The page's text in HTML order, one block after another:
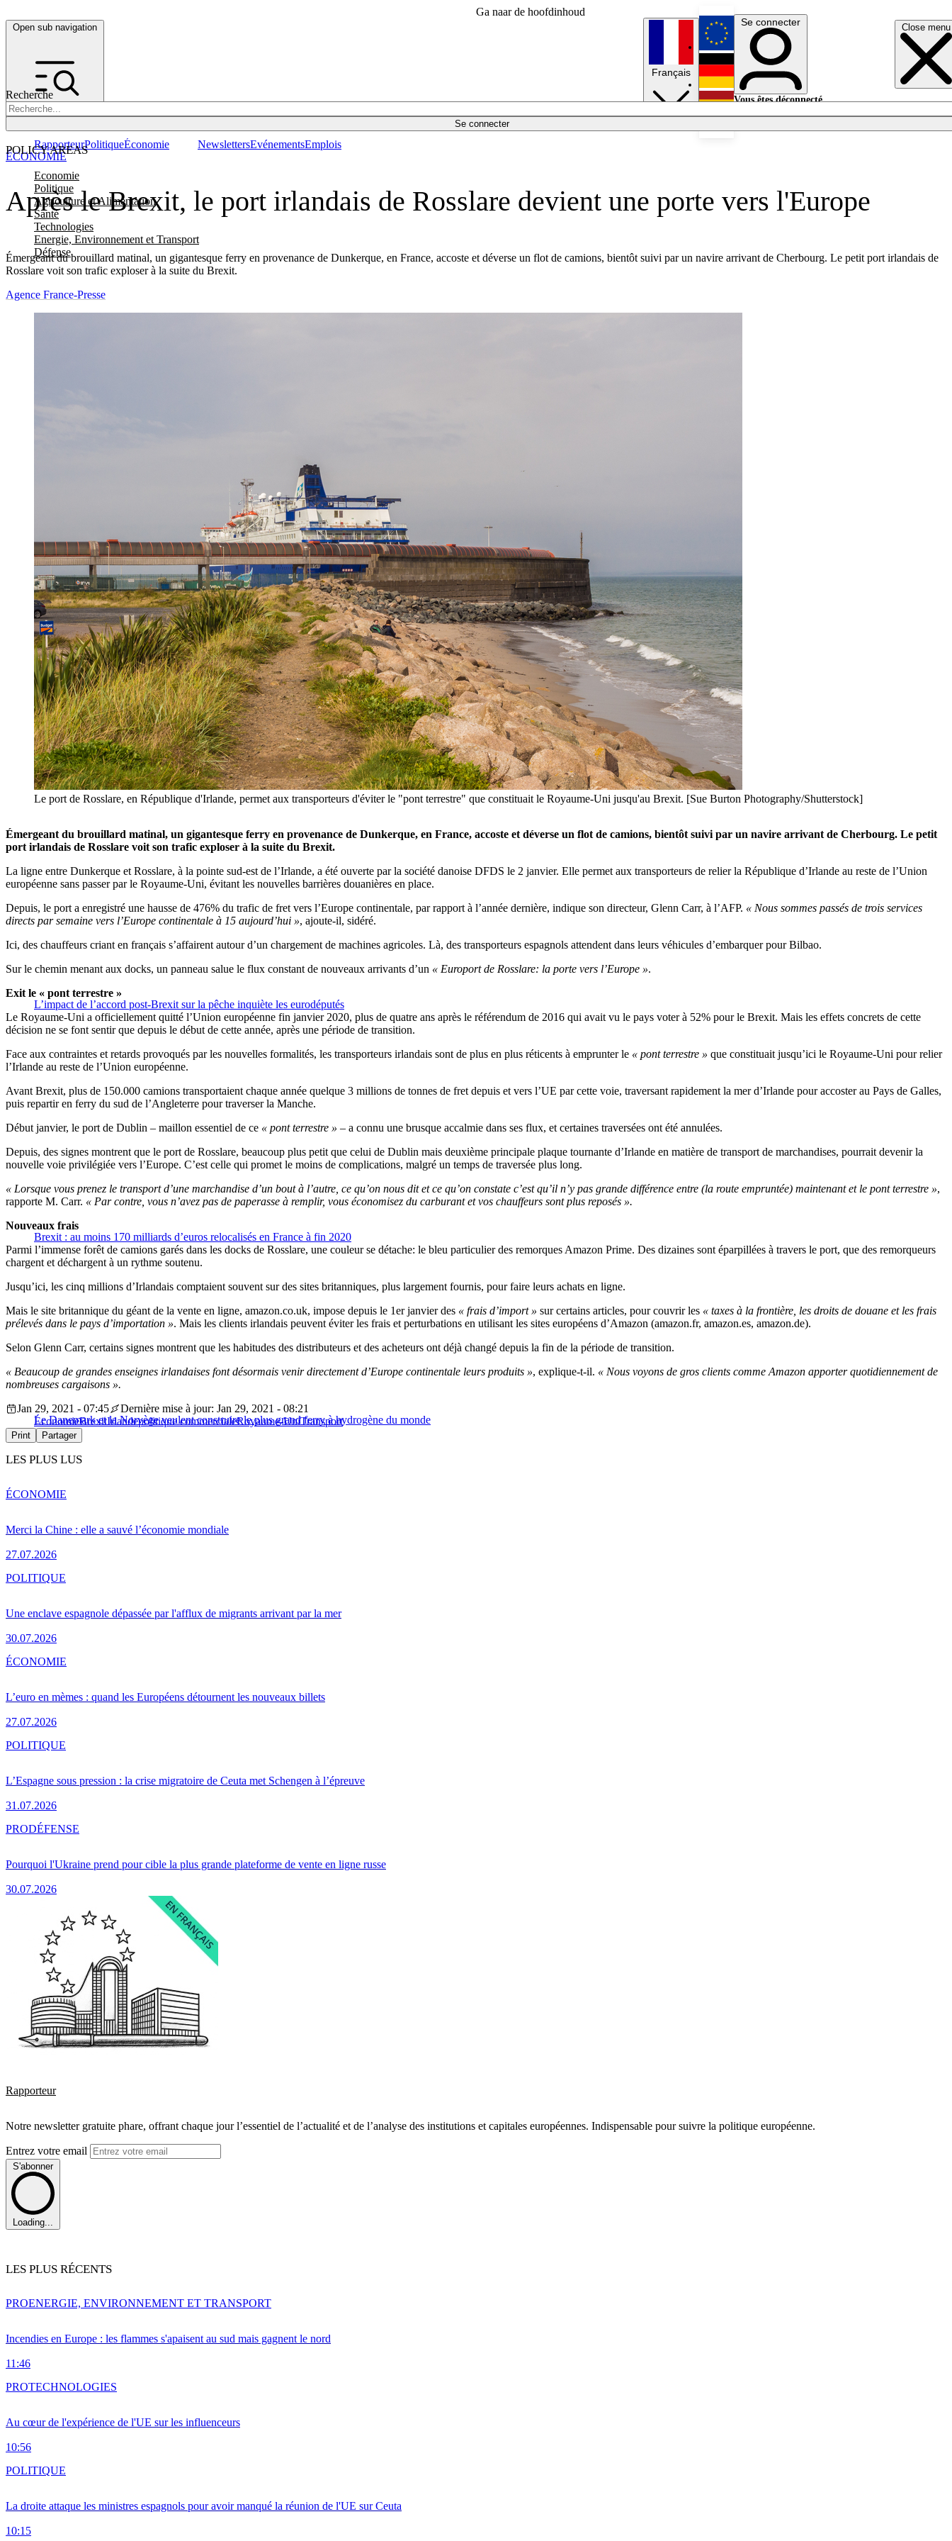
Ga naar de hoofdinhoud
Open sub navigation Close menu
Recherche
Se connecter
POLICY AREAS
Economie
Politique
Agriculture et Alimentation
Santé
Technologies
Energie, Environnement et Transport
Défense
RapporteurPolitiqueÉconomie NewslettersEvénementsEmplois
Français
English
Deutsch
Se connecter
Vous êtes déconnecté.
Après le Brexit, le port irlandais de Rosslare devient une porte vers l'Europe
Émergeant du brouillard matinal, un gigantesque ferry en provenance de Dunkerque, en France, accoste et déverse un flot de camions, bientôt suivi par un navire arrivant de Cherbourg. Le petit port irlandais de
Rosslare voit son trafic exploser à la suite du Brexit.
ÉCONOMIE
Agence France-Presse
Le port de Rosslare, en République d'Irlande, permet aux transporteurs d'éviter le "pont terrestre" que constituait le Royaume-Uni jusqu'au Brexit. [Sue Burton Photography/Shutterstock]
Émergeant du brouillard matinal, un gigantesque ferry en provenance de Dunkerque, en France, accoste et déverse un flot de camions, bientôt suivi par un navire arrivant de Cherbourg. Le petit
port irlandais de Rosslare voit son trafic exploser à la suite du Brexit.
La ligne entre Dunkerque et Rosslare, à la pointe sud-est de l’Irlande, a été ouverte par la société danoise DFDS le 2 janvier. Elle permet aux transporteurs de relier la République d’Irlande au reste de l’Union
européenne sans passer par le Royaume-Uni, évitant les nouvelles barrières douanières en place.
Depuis, le port a enregistré une hausse de 476% du trafic de fret vers l’Europe continentale, par rapport à l’année dernière, indique son directeur, Glenn Carr, à l’AFP. « Nous sommes passés de trois services
directs par semaine vers l’Europe continentale à 15 aujourd’hui », ajoute-il, sidéré.
Ici, des chauffeurs criant en français s’affairent autour d’un chargement de machines agricoles. Là, des transporteurs espagnols attendent dans leurs véhicules d’embarquer pour Bilbao.
Sur le chemin menant aux docks, un panneau salue le flux constant de nouveaux arrivants d’un « Europort de Rosslare: la porte vers l’Europe ».
L’impact de l’accord post-Brexit sur la pêche inquiète les eurodéputés
Exit le « pont terrestre »
Le Royaume-Uni a officiellement quitté l’Union européenne fin janvier 2020, plus de quatre ans après le référendum de 2016 qui avait vu le pays voter à 52% pour le Brexit. Mais les effets concrets de cette
décision ne se font sentir que depuis le début de cette année, après une période de transition.
Face aux contraintes et retards provoqués par les nouvelles formalités, les transporteurs irlandais sont de plus en plus réticents à emprunter le « pont terrestre » que constituait jusqu’ici le Royaume-Uni pour relier
l’Irlande au reste de l’Union européenne.
Avant Brexit, plus de 150.000 camions transportaient chaque année quelque 3 millions de tonnes de fret depuis et vers l’UE par cette voie, traversant rapidement la mer d’Irlande pour accoster au Pays de Galles,
puis repartir en ferry du sud de l’Angleterre pour traverser la Manche.
Début janvier, le port de Dublin – maillon essentiel de ce « pont terrestre » – a connu une brusque accalmie dans ses flux, et certaines traversées ont été annulées.
Depuis, des signes montrent que le port de Rosslare, beaucoup plus petit que celui de Dublin mais deuxième principale plaque tournante d’Irlande en matière de transport de marchandises, pourrait devenir la
nouvelle voie privilégiée vers l’Europe. C’est celle qui promet le moins de complications, malgré un temps de traversée plus long.
« Lorsque vous prenez le transport d’une marchandise d’un bout à l’autre, ce qu’on nous dit et ce qu’on constate c’est qu’il n’y pas grande différence entre (la route empruntée) maintenant et le pont terrestre »,
rapporte M. Carr. « Par contre, vous n’avez pas de paperasse à remplir, vous économisez du carburant et vos chauffeurs sont plus reposés ».
Brexit : au moins 170 milliards d’euros relocalisés en France à fin 2020
Nouveaux frais
Parmi l’immense forêt de camions garés dans les docks de Rosslare, une couleur se détache: le bleu particulier des remorques Amazon Prime. Des dizaines sont éparpillées à travers le port, que des remorqueurs
chargent et déchargent à un rythme soutenu.
Jusqu’ici, les cinq millions d’Irlandais comptaient souvent sur des sites britanniques, plus largement fournis, pour faire leurs achats en ligne.
Mais le site britannique du géant de la vente en ligne, amazon.co.uk, impose depuis le 1er janvier des « frais d’import » sur certains articles, pour couvrir les « taxes à la frontière, les droits de douane et les frais
prélevés dans le pays d’importation ». Mais les clients irlandais peuvent éviter les frais et perturbations en utilisant les sites européens d’Amazon (amazon.fr, amazon.es, amazon.de).
Selon Glenn Carr, certains signes montrent que les habitudes des distributeurs et des acheteurs ont déjà changé depuis la fin de la période de transition.
« Beaucoup de grandes enseignes irlandaises font désormais venir directement d’Europe continentale leurs produits », explique-t-il. « Nous voyons de gros clients comme Amazon apporter quotidiennement de
nombreuses cargaisons ».
Le Danemark et la Norvège veulent construire le plus grand ferry à hydrogène du monde
Jan 29, 2021 - 07:45
Dernière mise à jour: Jan 29, 2021 - 08:21
ÉconomieBrexitIrlandepolitique commercialeRoyaume-UniTransport
Print Partager
LES PLUS LUS
Merci la Chine : elle a sauvé l’économie mondiale
27.07.2026
ÉCONOMIE
Une enclave espagnole dépassée par l'afflux de migrants arrivant par la mer
30.07.2026
POLITIQUE
L’euro en mèmes : quand les Européens détournent les nouveaux billets
27.07.2026
ÉCONOMIE
L’Espagne sous pression : la crise migratoire de Ceuta met Schengen à l’épreuve
31.07.2026
POLITIQUE
Pourquoi l'Ukraine prend pour cible la plus grande plateforme de vente en ligne russe
30.07.2026
PRODÉFENSE
Rapporteur
Notre newsletter gratuite phare, offrant chaque jour l’essentiel de l’actualité et de l’analyse des institutions et capitales européennes. Indispensable pour suivre la politique européenne.
Entrez votre email
S'abonner
Loading...
LES PLUS RÉCENTS
Incendies en Europe : les flammes s'apaisent au sud mais gagnent le nord
11:46
PROENERGIE, ENVIRONNEMENT ET TRANSPORT
Au cœur de l'expérience de l'UE sur les influenceurs
10:56
PROTECHNOLOGIES
La droite attaque les ministres espagnols pour avoir manqué la réunion de l'UE sur Ceuta
10:15
POLITIQUE